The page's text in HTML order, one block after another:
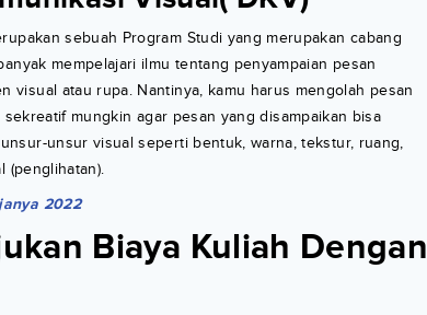
sebuah Program Studi yang merupakan cabang
mempelajari ilmu tentang penyampaian pesan
visual atau rupa. Nantinya, kamu harus mengolah pesan
mungkin agar pesan yang disampaikan bisa
unsur visual seperti bentuk, warna, tekstur, ruang,
(penglihatan).
2022
Biaya Kuliah Dengan